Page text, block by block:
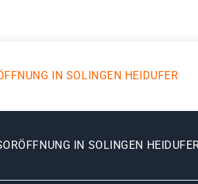
IN SOLINGEN HEIDUFER
IN SOLINGEN